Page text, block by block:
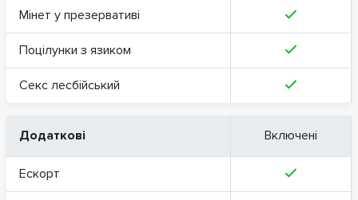
Мінет у презервативі
Поцілунки з язиком
Секс лесбійський
Додаткові Включені
Ескорт